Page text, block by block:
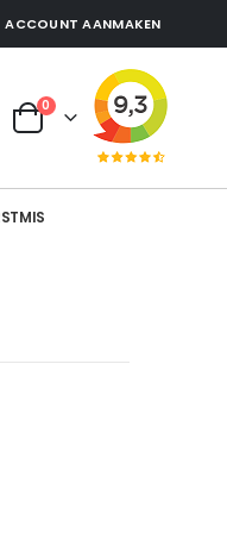
ACCOUNT AANMAKEN
Cart
0producten